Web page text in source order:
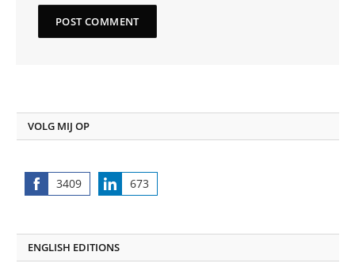
VOLG MIJ OP
3409
Share
673
Share
ENGLISH EDITIONS